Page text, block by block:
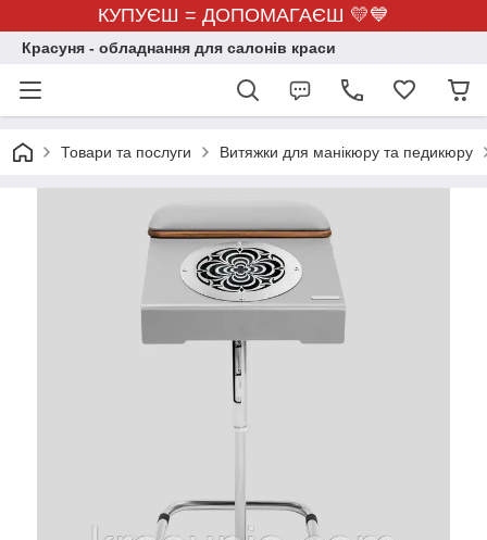
КУПУЄШ = ДОПОМАГАЄШ 💛💙
Красуня - обладнання для салонів краси
Товари та послуги Витяжки для манікюру та педикюру